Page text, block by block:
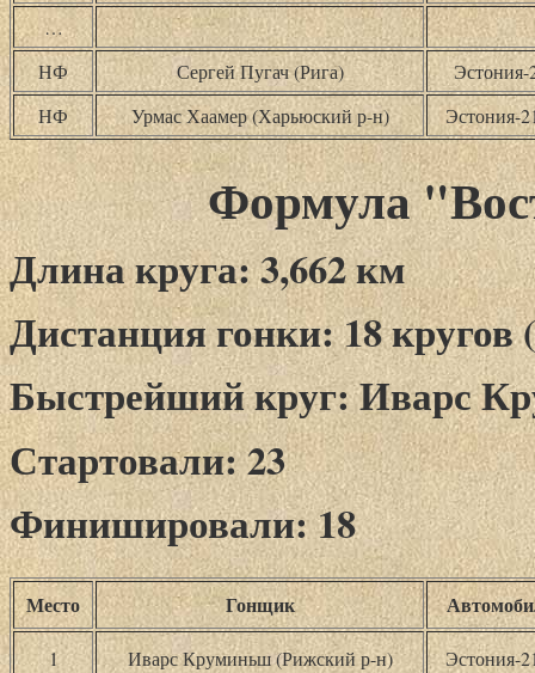
…
НФ
Сергей Пугач (Рига)
Эстония-
НФ
Урмас Хаамер (Харьюский р-н) Эстония-
Формула
Длина круга: 3,662 км
Дистанция гонки: 18 кругов
Быстрейший круг: Иварс
Стартовали: 23
Финишировали: 18
Место Гонщик
1 Иварс Круминьш (Рижский р-н) Эстония-